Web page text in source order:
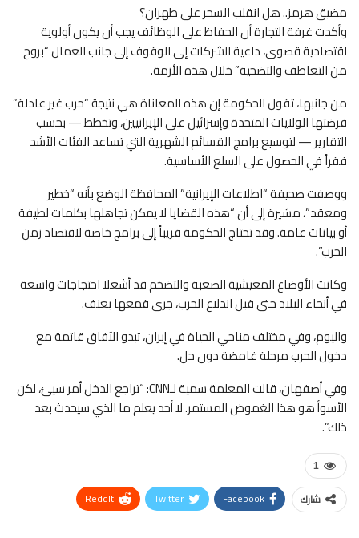
مضيق هرمز.. هل انقلب السحر على طهران؟
وأكدت غرفة التجارة أن الحفاظ على الوظائف يجب أن يكون أولوية
اقتصادية قصوى، داعية الشركات إلى الوقوف إلى جانب العمال “بروح
من التعاطف والتضحية” خلال هذه الأزمة.
من جانبها، تقول الحكومة إن هذه المعاناة هي نتيجة “حرب غير عادلة”
فرضتها الولايات المتحدة وإسرائيل على الإيرانيين، وتخطط — بحسب
التقارير — لتوسيع برامج القسائم الشهرية التي تساعد الفئات الأشد
فقراً في الحصول على السلع الأساسية.
ووصفت صحيفة “اطلاعات الإيرانية” المحافظة الوضع بأنه “خطير
ومعقد”، مشيرة إلى أن “هذه القضايا لا يمكن تجاهلها بكلمات لطيفة
أو بيانات عامة. وقد تحتاج الحكومة قريباً إلى برامج خاصة لاقتصاد زمن
الحرب”.
وكانت الأوضاع المعيشية الصعبة والتضخم قد أشعلا احتجاجات واسعة
في أنحاء البلاد حتى قبل اندلاع الحرب، جرى قمعها بعنف.
واليوم، وفي مختلف مناحي الحياة في إيران، تبدو الآفاق قاتمة مع
دخول الحرب مرحلة غامضة دون حل.
وفي أصفهان، قالت المعلمة سمية لـCNN: “تراجع الدخل أمر سيئ، لكن
الأسوأ هو هذا الغموض المستمر. لا أحد يعلم ما الذي سيحدث بعد
ذلك”.
1
شارك Facebook
Twitter
ReddIt